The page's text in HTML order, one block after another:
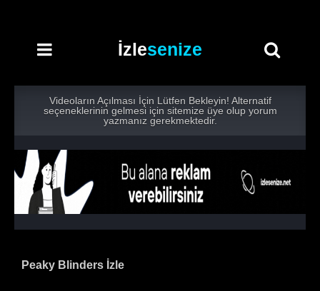
İzlesenize
Videoların Açılması İçin Lütfen Bekleyin! Alternatif
seçeneklerinin gelmesi için sitemize üye olup yorum
yazmanız gerekmektedir.
Peaky Blinders İzle